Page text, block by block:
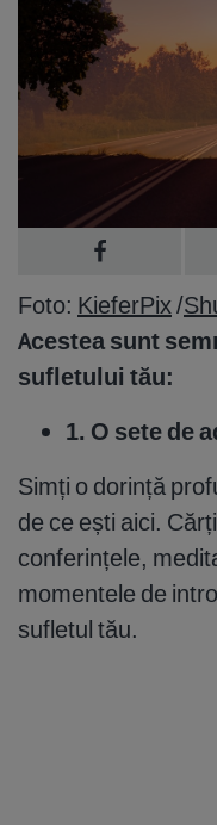
Foto: KieferPix/
Acestea sunt
sufletului tău:
1. O sete de
Simți o dorință
de ce ești aici.
conferințele,
momentele de
sufletul tău.